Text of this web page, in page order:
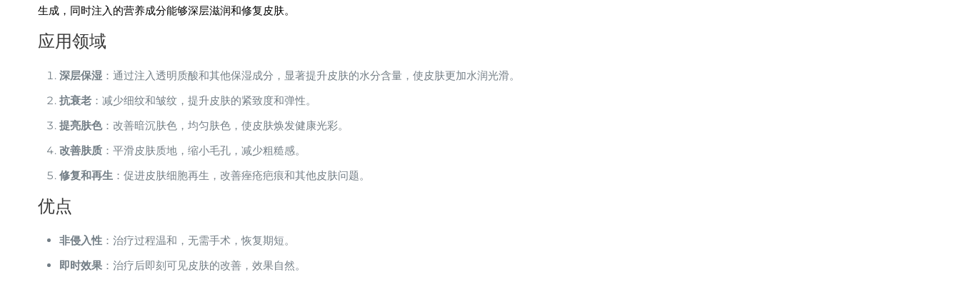
生成，同时注入的营养成分能够深层滋润和修复皮肤。
应用领域
深层保湿 ：通过注入透明质酸和其他保湿成分，显著提升皮肤的水分含量，使皮肤更加水润光滑。
抗衰老 ：减少细纹和皱纹，提升皮肤的紧致度和弹性。
提亮肤色：改善暗沉肤色，均匀肤色，使皮肤焕发健康光彩。
改善肤质 ：平滑皮肤质地，缩小毛孔，减少粗糙感。
修复和再生 ：促进皮肤细胞再生，改善痤疮疤痕和其他皮肤问题。
优点
非侵入性 ：治疗过程温和，无需手术，恢复期短。
即时效果 ：治疗后即刻可见皮肤的改善，效果自然。